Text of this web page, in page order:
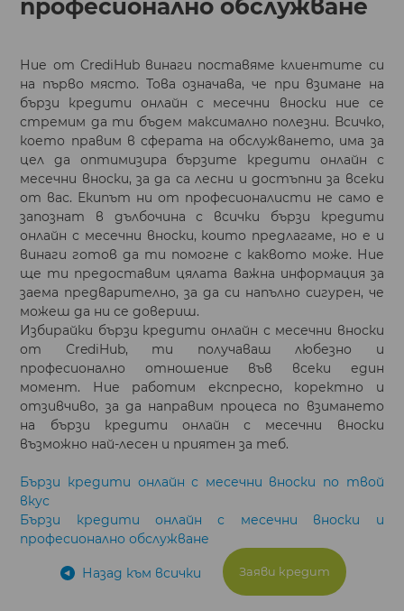
Ние от CrediHub винаги поставяме клиентите си
на първо място. Това означава, че при взимане на
бързи кредити онлайн с месечни вноски ние се
стремим да ти бъдем максимално полезни. Всичко,
което правим в сферата на обслужването, има за
цел да оптимизира бързите кредити онлайн с
месечни вноски, за да са лесни и достъпни за всеки
от вас. Екипът ни от професионалисти не само е
запознат в дълбочина с всички бързи кредити
онлайн с месечни вноски, които предлагаме, но е и
винаги готов да ти помогне с каквото може. Ние
ще ти предоставим цялата важна информация за
заема предварително, за да си напълно сигурен, че
можеш да ни се довериш.
Избирайки бързи кредити онлайн с месечни вноски
от CrediHub, ти получаваш любезно и
професионално отношение във всеки един
момент. Ние работим експресно, коректно и
отзивчиво, за да направим процеса по взимането
на бързи кредити онлайн с месечни вноски
възможно най-лесен и приятен за теб.
Бързи кредити онлайн с месечни вноски по твой
вкус
Бързи кредити онлайн с месечни вноски и
професионално обслужване
Назад към всички
Заяви кредит